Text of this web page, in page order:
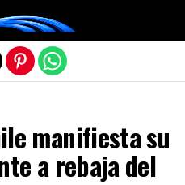
manifiesta su
a rebaja del
móvil